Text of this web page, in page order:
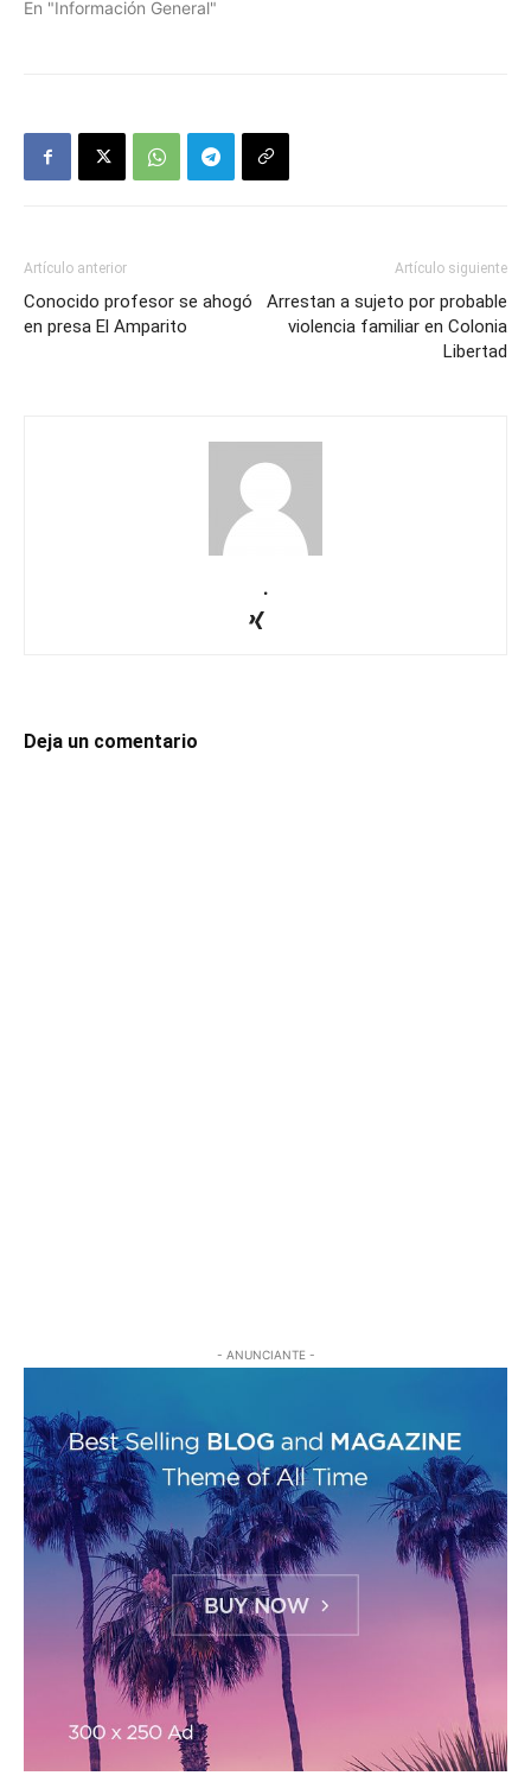
En "Información General"
Artículo anterior
Conocido profesor se ahogó
en presa El Amparito
Artículo siguiente
Arrestan a sujeto por probable
violencia familiar en Colonia
Libertad
.
Deja un comentario
- ANUNCIANTE -